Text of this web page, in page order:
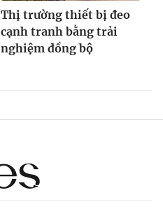
Thị trường thiết bị đeo
cạnh tranh bằng trải
nghiệm đồng bộ